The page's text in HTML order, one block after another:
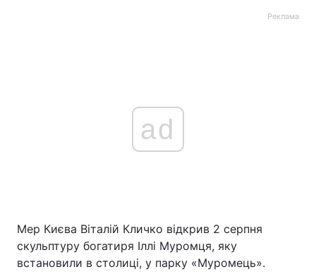
Реклама
ad
Мер Києва Віталій Кличко відкрив 2 серпня
скульптуру богатиря Іллі Муромця, яку
встановили в столиці, у парку «Муромець».